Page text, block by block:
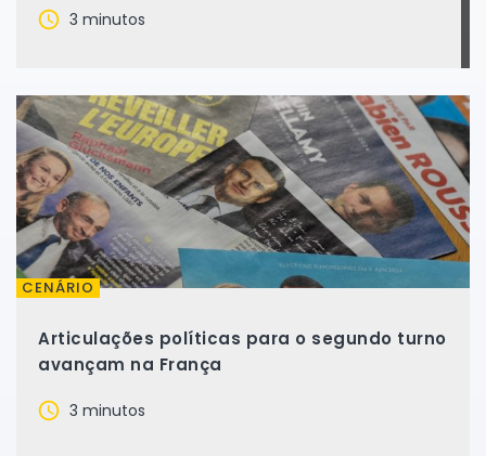
3 minutos
CENÁRIO
Articulações políticas para o segundo turno
avançam na França
3 minutos